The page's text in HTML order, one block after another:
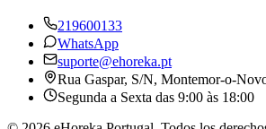
219600133
WhatsApp
suporte@ehoreka.pt
Rua Gaspar, S/N, Montemor-o-
Segunda a Sexta das 9:00 às 18:00